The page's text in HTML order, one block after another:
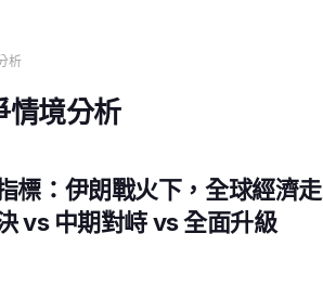
析
情境分析
標：伊朗戰火下，全球經濟走
vs 中期對峙 vs 全面升級